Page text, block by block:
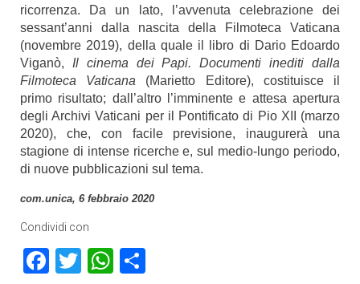
ricorrenza. Da un lato, l’avvenuta celebrazione dei
sessant’anni dalla nascita della Filmoteca Vaticana
(novembre 2019), della quale il libro di Dario Edoardo
Viganò, Il cinema dei Papi. Documenti inediti dalla
Filmoteca Vaticana (Marietto Editore), costituisce il
primo risultato; dall’altro l’imminente e attesa apertura
degli Archivi Vaticani per il Pontificato di Pio XII (marzo
2020), che, con facile previsione, inaugurerà una
stagione di intense ricerche e, sul medio-lungo periodo,
di nuove pubblicazioni sul tema.
com.unica, 6 febbraio 2020
Condividi con
Facebook
TwitterWhatsApp